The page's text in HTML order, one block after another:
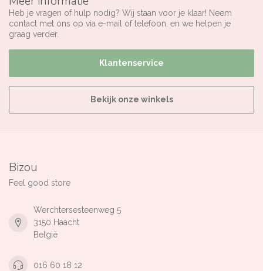
Heb je vragen of hulp nodig? Wij staan voor je klaar! Neem
contact met ons op via e-mail of telefoon, en we helpen je
graag verder.
Klantenservice
Bekijk onze winkels
Bizou
Feel good store
Werchtersesteenweg 5
3150 Haacht
België
016 60 18 12